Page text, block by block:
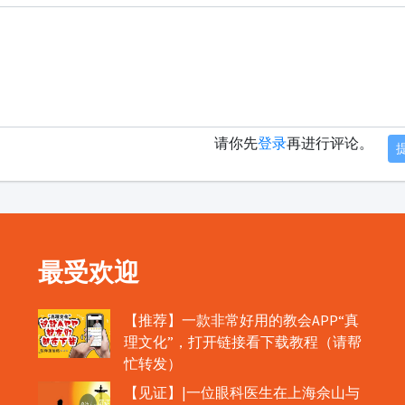
请你先登录再进行评论。
最受欢迎
【推荐】一款非常好用的教会APP“真
理文化”，打开链接看下载教程（请帮
忙转发）
【见证】|一位眼科医生在上海佘山与